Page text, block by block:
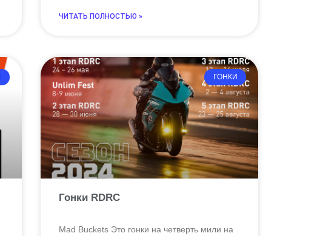
ЧИТАТЬ ПОЛНОСТЬЮ »
ГОНКИ
Гонки RDRC
Mad Buckets Это гонки на четверть мили на